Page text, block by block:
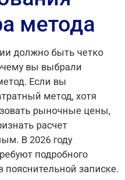
метода
должно быть четко
вы выбрали
Если вы
метод, хотя
рыночные цены,
расчет
В 2026 году
подробного
пояснительной записке.